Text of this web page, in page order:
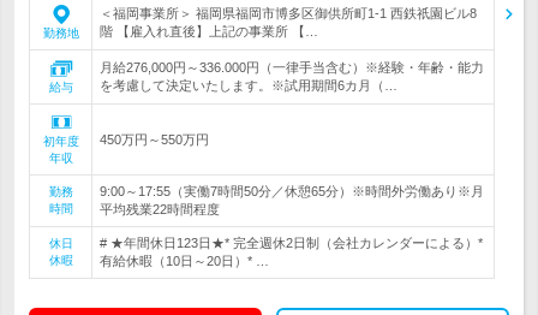
勤務地
＜福岡事業所＞ 福岡県福岡市博多区御供所町1-1 西鉄祇園ビル8
階 【雇入れ直後】上記の事業所 【…
給与
月給276,000円～336.000円（一律手当含む）※経験・年齢・能力
を考慮して決定いたします。※試用期間6カ月（…
初年度
年収
450万円～550万円
勤務
時間
9:00～17:55（実働7時間50分／休憩65分）※時間外労働あり※月
平均残業22時間程度
休日
休暇
# ★年間休日123日★* 完全週休2日制（会社カレンダーによる）*
有給休暇（10日～20日）* …